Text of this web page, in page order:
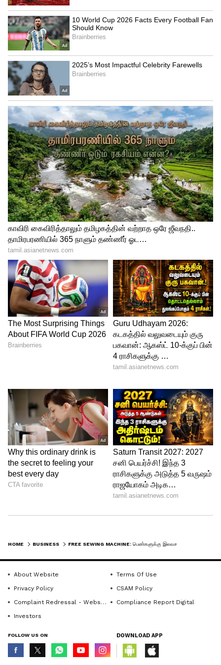
5
Image Credit :Asianet News
என்னென்ன தகுதிகள் இருக்க
வேண்டும்?
இத்திட்டம் சுயவேலைவாய்ப்பு மற்றும்
நிலையான வருமானத்தை ஊக்குவிக்கும்
நோக்கில் செயல்படுத்தப்படுகிறது.
இத்திட்டத்தில் பயன் பெற மூன்று மாதம்
தையல் பயிற்சி பெற்றிருக்க வேண்டும்.
அப்படி இல்லையென்றால் தையல்
தெரிந்தவராக இருக்க வேண்டும்.
இவர்களின் ஆண்டு வருமானம் ரூ.72,000
மேல் இருக்கக்கூடாது. குறிப்பாக
அவர்களுக்கு 20 வயது முதல் 40 வயதுக்கு
உட்பட்டவரகாவும் இருக்க வேண்டும்.
4
5
ஆவணங்கள்
மாற்றுத்திறனாளிக்கான தேசிய அடையாள
அட்டை மற்றும் UDID அடையாள அட்டை
பெற்றிருக்க வேண்டும். இரு கைகளும்
நல்ல நிலையில் உள்ள கால்கள்
HOME BUSINESS
About Website
Terms Of Use
Privacy Policy
CSAM Policy
Complaint Redressal - Website
Compliance Report Digital
Investors
FOLLOW US ON DOWNLOAD APP